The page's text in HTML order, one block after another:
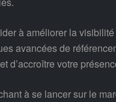
à améliorer la
avancées de
d’accroître votre
à se lancer sur le